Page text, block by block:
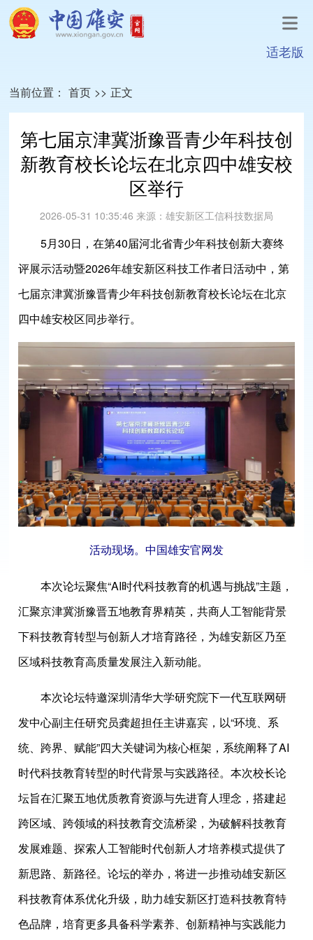
适老版
当前位置： 首页 >> 正文
第七届京津冀浙豫晋青少年科技创
新教育校长论坛在北京四中雄安校
区举行
2026-05-31 10:35:46 来源： 雄安新区工信科技数据局
5月30日，在第40届河北省青少年科技创新大赛终
评展示活动暨2026年雄安新区科技工作者日活动中，第
七届京津冀浙豫晋青少年科技创新教育校长论坛在北京
四中雄安校区同步举行。
活动现场。中国雄安官网发
本次论坛聚焦“AI时代科技教育的机遇与挑战”主题，
汇聚京津冀浙豫晋五地教育界精英，共商人工智能背景
下科技教育转型与创新人才培育路径，为雄安新区乃至
区域科技教育高质量发展注入新动能。
本次论坛特邀深圳清华大学研究院下一代互联网研
发中心副主任研究员龚超担任主讲嘉宾，以“环境、系
统、跨界、赋能”四大关键词为核心框架，系统阐释了AI
时代科技教育转型的时代背景与实践路径。本次校长论
坛旨在汇聚五地优质教育资源与先进育人理念，搭建起
跨区域、跨领域的科技教育交流桥梁，为破解科技教育
发展难题、探索人工智能时代创新人才培养模式提供了
新思路、新路径。论坛的举办，将进一步推动雄安新区
科技教育体系优化升级，助力雄安新区打造科技教育特
色品牌，培育更多具备科学素养、创新精神与实践能力